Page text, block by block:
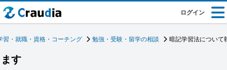
ログイン
習・就職・資格・コーチング 勉強・受験・留学の相談 暗記学習法について
す